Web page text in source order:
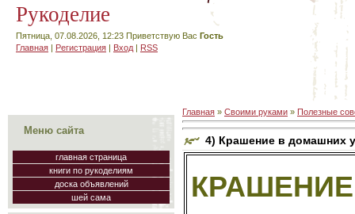
Рукоделие
Пятница, 07.08.2026, 12:23 Приветствую Вас Гость
Главная | Регистрация | Вход | RSS
Меню сайта
главная страница
книги по рукоделиям
доска объявлений
шей сама
Главная » Своими руками » Полезные
4) Крашение в домашних